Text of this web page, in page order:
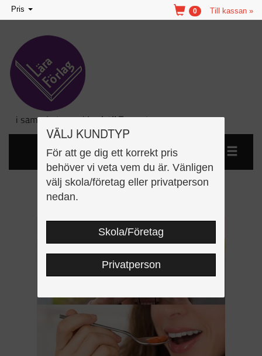
VÄLJ KUNDTYP
För att ge dig ett korrekt pris
behöver vi veta vem du är. Vänligen
välj skola/företag eller privatperson
nedan.
Skola/Företag
Privatperson
Toggle
navigation
Pris Till kassan »
0
Lätt om: Sinnen